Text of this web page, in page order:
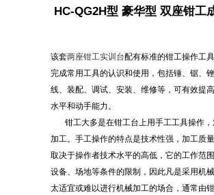
HC-QG2H型 豪华型 双座钳工
该套两座钳工实训台配有标准的钳工操作工
完成常用工具的认识和使用，包括锤、锯、
线、装配、调试、安装、维修等，可有效提
水平和动手能力。
钳工大多是在钳工台上用手工工具操作
加工。手工操作的特点是技术性强，加工质
取决于操作者技术水平的高低，它的工作范
设备、场地等条件的限制，因此凡是采用机
太适宜或难以进行机械加工的场合，通常由